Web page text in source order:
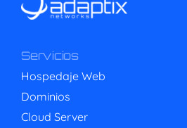
Servicios
Hospedaje Web
Dominios
Cloud Server